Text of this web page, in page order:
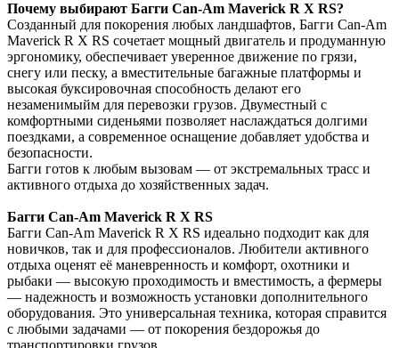
Почему выбирают Багги Can-Am Maverick R X RS?
Созданный для покорения любых ландшафтов, Багги Can-Am
Maverick R X RS сочетает мощный двигатель и продуманную
эргономику, обеспечивает уверенное движение по грязи,
снегу или песку, а вместительные багажные платформы и
высокая буксировочная способность делают его
незаменимыйм для перевозки грузов. Двуместный с
комфортными сиденьями позволяет наслаждаться долгими
поездками, а современное оснащение добавляет удобства и
безопасности.
Багги готов к любым вызовам — от экстремальных трасс и
активного отдыха до хозяйственных задач.
Багги Can-Am Maverick R X RS
Багги Can-Am Maverick R X RS идеально подходит как для
новичков, так и для профессионалов. Любители активного
отдыха оценят её маневренность и комфорт, охотники и
рыбаки — высокую проходимость и вместимость, а фермеры
— надежность и возможность установки дополнительного
оборудования. Это универсальная техника, которая справится
с любыми задачами — от покорения бездорожья до